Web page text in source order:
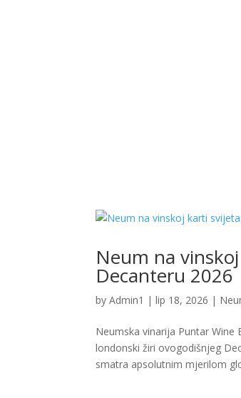
Neum na
Decanteru 2026
byAdmin1 |lip 18, 2026 |
Neumska vinarija Puntar
londonski žiri ovogodišnjeg
smatra apsolutnim mjerilom